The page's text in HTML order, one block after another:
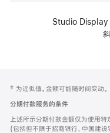
Studio Display (
页
脚
注
‡ 为近似值。金额可能随时间变动。
分期付款服务的条件
上述所示分期付款金额仅为使用
(包括但不限于招商银行、中国建